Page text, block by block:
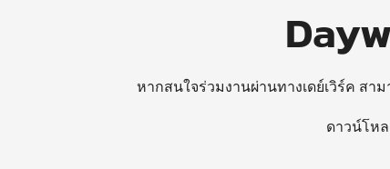
หากสนใจร่วมงานผ่านทางเดย์เวิร์ค สา
ดาวน์โห